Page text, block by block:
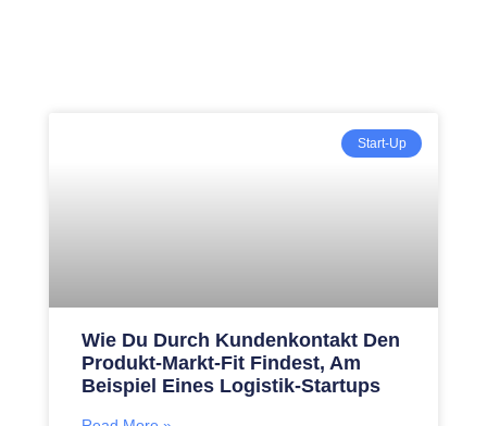
Start-Up
Wie Du Durch Kundenkontakt Den
Produkt-Markt-Fit Findest, Am
Beispiel Eines Logistik-Startups